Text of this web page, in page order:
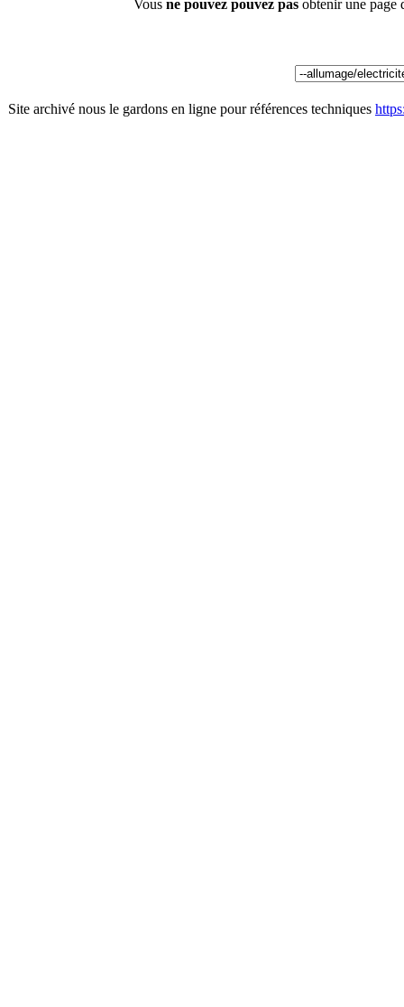
Vous ne pouvez pouvez pas obtenir une page
Site archivé nous le gardons en ligne pour références techniques